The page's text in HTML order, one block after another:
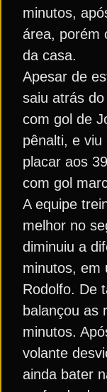
minutos,
área, porém
da casa.
Apesar de
saiu atrás
com gol de
pênalti, e
placar aos
com gol
A equipe
melhor no
diminuiu a
minutos, em
Rodolfo. De
balançou as
minutos.
volante
ainda bater